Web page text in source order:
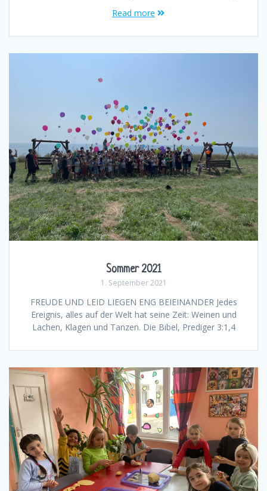
Read more
Sommer 2021
1. September 2021
FREUDE UND LEID LIEGEN ENG BEIEINANDER Jedes
Ereignis, alles auf der Welt hat seine Zeit: Weinen und
Lachen, Klagen und Tanzen. Die Bibel, Prediger 3:1,4